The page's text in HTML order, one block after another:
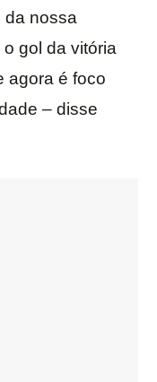
da nossa
gol da vitória
agora é foco
– disse